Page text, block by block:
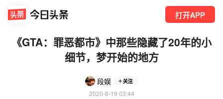
打开APP
《GTA：罪恶都市》中那些隐藏了20年的小
细节，梦开始的地方
段娱 关注
2020-8-19 03:44